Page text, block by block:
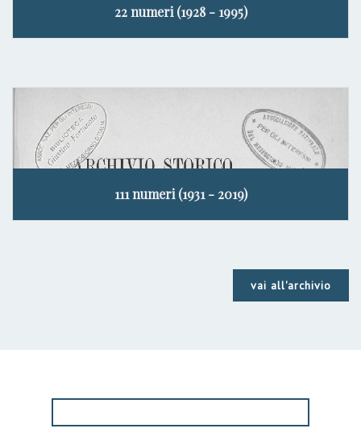
22 numeri (1928 - 1995)
111 numeri (1931 - 2019)
vai all'archivio